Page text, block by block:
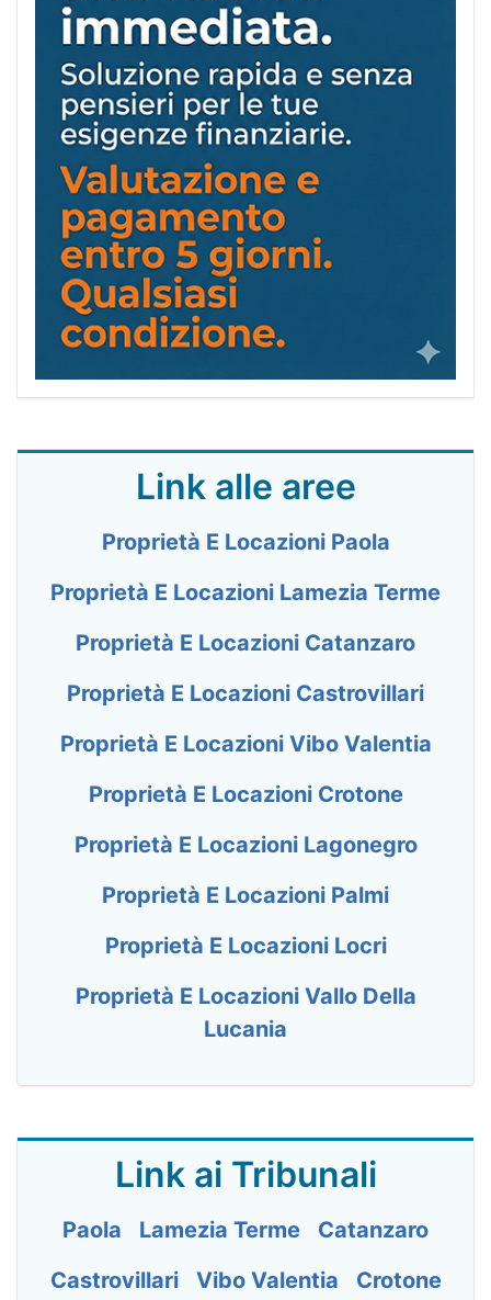
Link alle aree
Proprietà E Locazioni Paola
Proprietà E Locazioni Lamezia Terme
Proprietà E Locazioni Catanzaro
Proprietà E Locazioni Castrovillari
Proprietà E Locazioni Vibo Valentia
Proprietà E Locazioni Crotone
Proprietà E Locazioni Lagonegro
Proprietà E Locazioni Palmi
Proprietà E Locazioni Locri
Proprietà E Locazioni Vallo Della
Lucania
Link ai Tribunali
Paola Lamezia Terme
Catanzaro
Castrovillari
Vibo Valentia Crotone